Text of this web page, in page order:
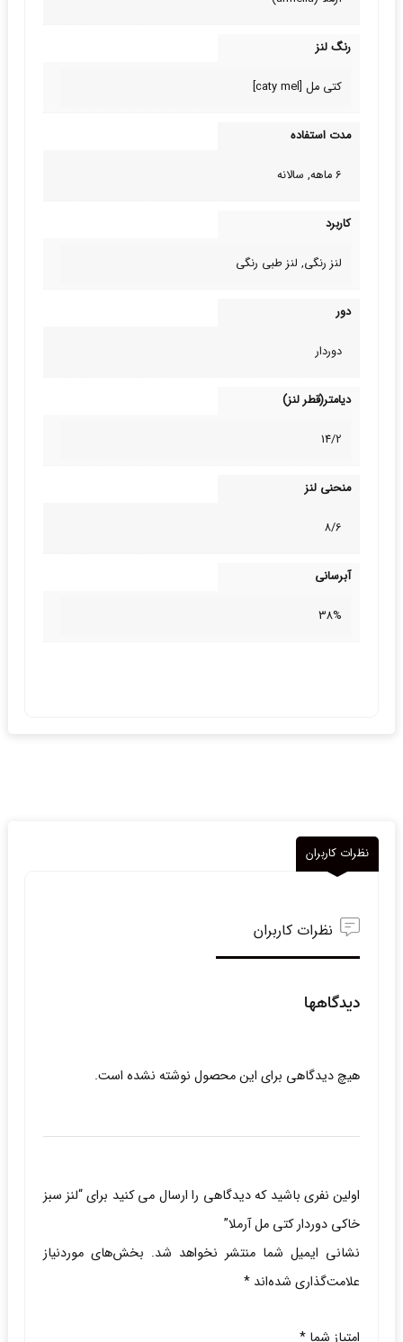
رنگ لنز
کتی مل [caty mel]
مدت استفاده
6 ماهه, سالانه
کاربرد
لنز رنگی, لنز طبی‌ رنگی
دور
دوردار
دیامتر(قطر لنز)
14/2
منحنی لنز
8/6
آبرسانی
38%
نظرات کاربران
نظرات کاربران
دیدگاهها
هیچ دیدگاهی برای این محصول نوشته نشده است.
اولین نفری باشید که دیدگاهی را ارسال می کنید برای “لنز سبز
خاکی دوردار کتی مل آرملا”
نشانی ایمیل شما منتشر نخواهد شد. بخش‌های موردنیاز
علامت‌گذاری شده‌اند *